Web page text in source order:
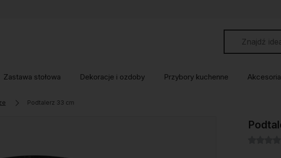
Zastawa stołowa Dekoracje i ozdoby Przybory kuchenne
Podtalerz 33 cm